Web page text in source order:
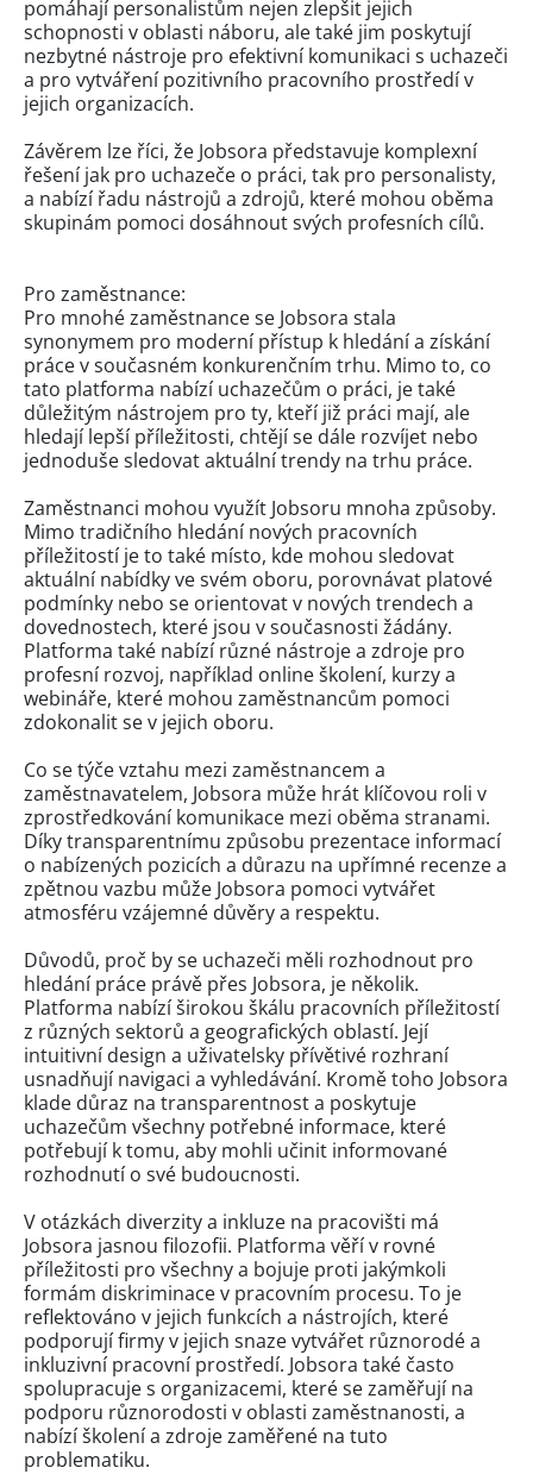
pomáhají personalistům nejen zlepšit jejich
schopnosti v oblasti náboru, ale také jim poskytují
nezbytné nástroje pro efektivní komunikaci s uchazeči
a pro vytváření pozitivního pracovního prostředí v
jejich organizacích.
Závěrem lze říci, že Jobsora představuje komplexní
řešení jak pro uchazeče o práci, tak pro personalisty,
a nabízí řadu nástrojů a zdrojů, které mohou oběma
skupinám pomoci dosáhnout svých profesních cílů.
Pro zaměstnance:
Pro mnohé zaměstnance se Jobsora stala
synonymem pro moderní přístup k hledání a získání
práce v současném konkurenčním trhu. Mimo to, co
tato platforma nabízí uchazečům o práci, je také
důležitým nástrojem pro ty, kteří již práci mají, ale
hledají lepší příležitosti, chtějí se dále rozvíjet nebo
jednoduše sledovat aktuální trendy na trhu práce.
Zaměstnanci mohou využít Jobsoru mnoha způsoby.
Mimo tradičního hledání nových pracovních
příležitostí je to také místo, kde mohou sledovat
aktuální nabídky ve svém oboru, porovnávat platové
podmínky nebo se orientovat v nových trendech a
dovednostech, které jsou v současnosti žádány.
Platforma také nabízí různé nástroje a zdroje pro
profesní rozvoj, například online školení, kurzy a
webináře, které mohou zaměstnancům pomoci
zdokonalit se v jejich oboru.
Co se týče vztahu mezi zaměstnancem a
zaměstnavatelem, Jobsora může hrát klíčovou roli v
zprostředkování komunikace mezi oběma stranami.
Díky transparentnímu způsobu prezentace informací
o nabízených pozicích a důrazu na upřímné recenze a
zpětnou vazbu může Jobsora pomoci vytvářet
atmosféru vzájemné důvěry a respektu.
Důvodů, proč by se uchazeči měli rozhodnout pro
hledání práce právě přes Jobsora, je několik.
Platforma nabízí širokou škálu pracovních příležitostí
z různých sektorů a geografických oblastí. Její
intuitivní design a uživatelsky přívětivé rozhraní
usnadňují navigaci a vyhledávání. Kromě toho Jobsora
klade důraz na transparentnost a poskytuje
uchazečům všechny potřebné informace, které
potřebují k tomu, aby mohli učinit informované
rozhodnutí o své budoucnosti.
V otázkách diverzity a inkluze na pracovišti má
Jobsora jasnou filozofii. Platforma věří v rovné
příležitosti pro všechny a bojuje proti jakýmkoli
formám diskriminace v pracovním procesu. To je
reflektováno v jejich funkcích a nástrojích, které
podporují firmy v jejich snaze vytvářet různorodé a
inkluzivní pracovní prostředí. Jobsora také často
spolupracuje s organizacemi, které se zaměřují na
podporu různorodosti v oblasti zaměstnanosti, a
nabízí školení a zdroje zaměřené na tuto
problematiku.